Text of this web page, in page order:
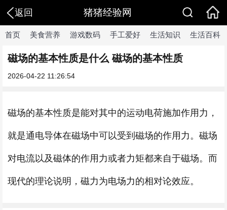
返回 猪猪经验网
首页 美食营养 游戏数码 手工爱好 生活知识 生活百科
磁场的基本性质是什么 磁场的基本性质
2026-04-22 11:26:54
磁场的基本性质是能对其中的运动电荷施加作用力，
就是通电导体在磁场中可以受到磁场的作用力。磁场
对电流以及磁体的作用力或者力矩都来自于磁场。而
现代的理论说明，磁力为电场力的相对论效应。